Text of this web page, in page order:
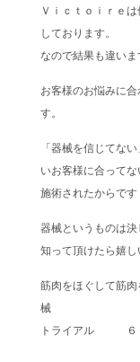
Ｖｉｃｔｏｉｒｅ
しております。
なので結果も違いま
お客様のお悩みに
す。
「器械を信じてな
いお客様に合ってな
施術されたからです
器械というものは
知って頂けたら嬉
筋肉をほぐして筋
械
トライアル ６
９０分